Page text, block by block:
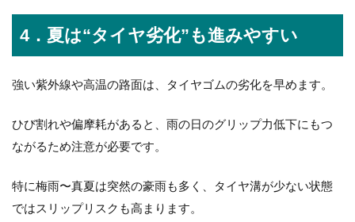
4．夏は“タイヤ劣化”も進みやすい
強い紫外線や高温の路面は、タイヤゴムの劣化を早めます。
ひび割れや偏摩耗があると、雨の日のグリップ力低下にもつ
ながるため注意が必要です。
特に梅雨〜真夏は突然の豪雨も多く、タイヤ溝が少ない状態
ではスリップリスクも高まります。